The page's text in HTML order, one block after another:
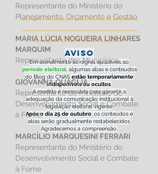
_____________________________________________________
_________________________________________
AVISO
Em atendimento às regras aplicáveis ao
período eleitoral, algumas abas e conteúdos
do Blog do CNAS estão temporariamente
indisponíveis ou ocultos.
A medida é necessária para garantir a
adequação da comunicação institucional à
legislação eleitoral vigente.
Após o dia 25 de outubro, os conteúdos e
abas serão gradualmente restabelecidos.
Agradecemos a compreensão.
Representante do Ministério do
Planejamento, Orçamento e Gestão
MARIA LÚCIA NOGUEIRA LINHARES
MARQUIM
Representante dos Municípios
GIOVANNA QUAGLIA
Representante do Ministério do
Desenvolvimento Social e Combate
à Fome
MARCÍLIO MARQUESINI FERRARI
Representante do Ministério do
Desenvolvimento Social e Combate
à Fome